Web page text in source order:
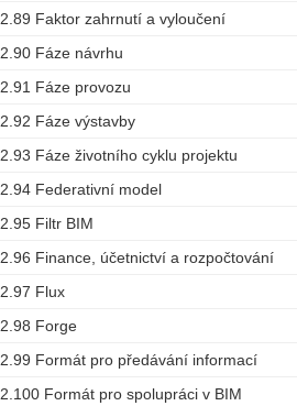
2.89 Faktor zahrnutí a vyloučení
2.90 Fáze návrhu
2.91 Fáze provozu
2.92 Fáze výstavby
2.93 Fáze životního cyklu projektu
2.94 Federativní model
2.95 Filtr BIM
2.96 Finance, účetnictví a rozpočtování
2.97 Flux
2.98 Forge
2.99 Formát pro předávání informací
2.100 Formát pro spolupráci v BIM